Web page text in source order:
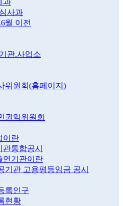
사과
월 이전
관.사업소
위원회(홈페이지)
권익위원회
이란
통합공시
연기관이란
기관 고용평등임금 공시
록인구
현황